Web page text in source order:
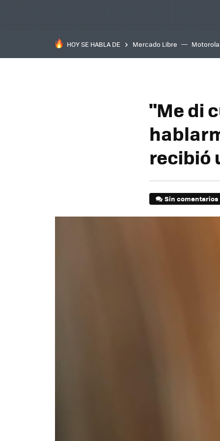
HOY SE HABLA DE Mercado Libre Motorola
"Me di
recibió
Sin comentarios